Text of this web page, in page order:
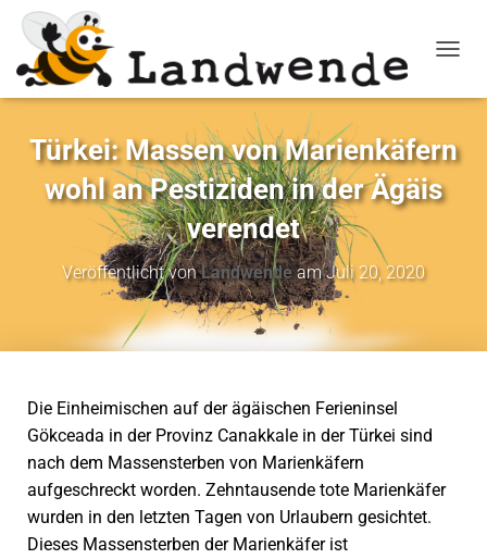
Türkei: Massen von Marienkäfern
wohl an Pestiziden in der Ägäis
verendet
Veröffentlicht vonLandwendeamJuli 20, 2020
Die Einheimischen auf der ägäischen Ferieninsel
Gökceada in der Provinz Canakkale in der Türkei sind
nach dem Massensterben von Marienkäfern
aufgeschreckt worden. Zehntausende tote Marienkäfer
wurden in den letzten Tagen von Urlaubern gesichtet.
Dieses Massensterben der Marienkäfer ist